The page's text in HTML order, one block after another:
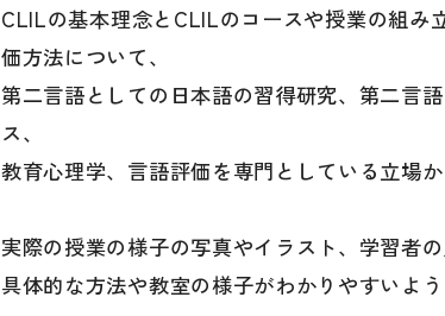
漢字字典（辞典）
英語辞典
スペイン語辞典
ドイツ語辞典
ポルトガル語辞典
教室活
日本語
語彙・
文法
表記
CLILの基本理念とCLILのコースや授業の組み
価方法について、
第二言語としての日本語の習得研究、第二言
ス、
教育心理学、言語評価を専門としている立場
実際の授業の様子の写真やイラスト、学習者
具体的な方法や教室の様子がわかりやすいよ